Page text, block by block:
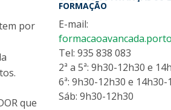
por
que
FORMAÇÃO
E-mail:
Tel: 935 838 083
2ª a 5ª: 9h30-12h30 e
6ª: 9h30-12h30 e 14h30-
Sáb: 9h30-12h30